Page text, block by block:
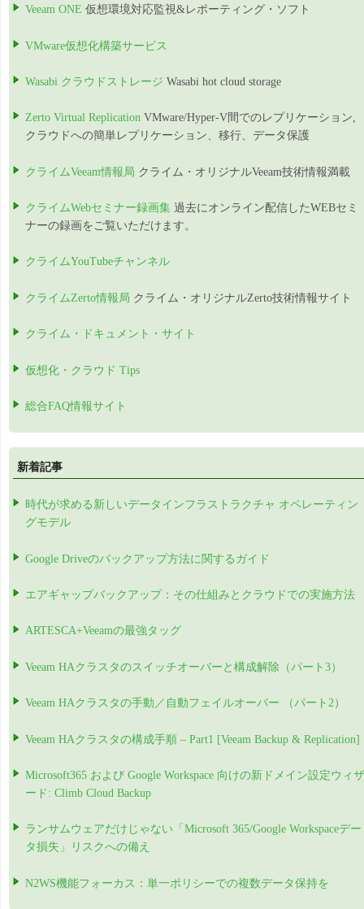
Veeam ONE 仮想環境対応監視&レポーティング・ソフト
VMware仮想化構築サービス
Wasabi クラウドストレージ Wasabi hot cloud storage
Zerto Virtual Replication VMware/Hyper-V間でのレプリケーション,
クラウドへの簡単レプリケーション、移行、データ保護
クライムVeeam情報局 クライム・オリジナルVeeam技術情報満載
クライムWebセミナー録画集 過去にオンライン配信したWEBセミ
ナーの録画をご覧いただけます。
クライムYouTubeチャンネル
クライムZerto情報局 クライム・オリジナルZerto技術情報サイト
クライム・ドキュメント・サイト
仮想化・クラウド Tips
総合FAQ情報サイト
新着記事
時代が求める新しいデータインフラストラクチャ オペレーティン
グモデル
Google Driveのバックアップ方法に関するガイド
エアギャップバックアップ：その仕組みとクラウドでの実施方法
ARTESCA+Veeamの最強タッグ
Veeam HAクラスタのスイッチオーバーと構成解除（パート3）
Veeam HAクラスタの手動／自動フェイルオーバー （パート2）
Veeam HAクラスタの構成手順 – Part1 [Veeam Backup & Replication]
Microsoft365 および Google Workspace 向けの新ドメイン設定ウィザ
ード: Climb Cloud Backup
ランサムウェアだけじゃない「Microsoft 365/Google Workspaceデー
タ損失」リスクへの備え
N2WS機能フォーカス：単一ポリシーでの複数データ保持を